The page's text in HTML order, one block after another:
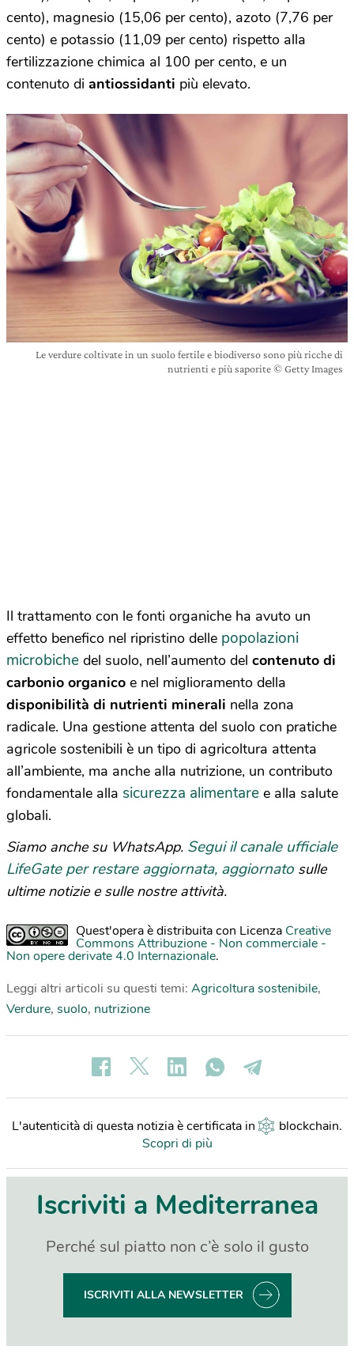
cento), magnesio (15,06 per cento), azoto (7,76 per
cento) e potassio (11,09 per cento) rispetto alla
fertilizzazione chimica al 100 per cento, e un
contenuto di antiossidanti più elevato.
Le verdure coltivate in un suolo fertile e biodiverso sono più ricche di
nutrienti e più saporite © Getty Images
Il trattamento con le fonti organiche ha avuto un
effetto benefico nel ripristino delle popolazioni
microbiche del suolo, nell’aumento del contenuto di
carbonio organico e nel miglioramento della
disponibilità di nutrienti minerali nella zona
radicale. Una gestione attenta del suolo con pratiche
agricole sostenibili è un tipo di agricoltura attenta
all’ambiente, ma anche alla nutrizione, un contributo
fondamentale alla sicurezza alimentare e alla salute
globali.
Siamo anche su WhatsApp. Segui il canale ufficiale
LifeGate per restare aggiornata, aggiornato sulle
ultime notizie e sulle nostre attività.
Quest'opera è distribuita con Licenza Creative
Commons Attribuzione - Non commerciale -
Non opere derivate 4.0 Internazionale.
Leggi altri articoli su questi temi: Agricoltura sostenibile,
Verdure, suolo, nutrizione
L'autenticità di questa notizia è certificata in blockchain.
Scopri di più
Iscriviti a Mediterranea
Perché sul piatto non c’è solo il gusto
ISCRIVITI ALLA NEWSLETTER